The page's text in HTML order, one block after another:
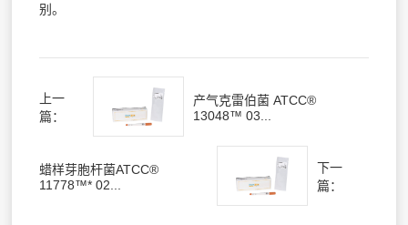
别。
上一
篇：
产气克雷伯菌 ATCC®
13048™ 03...
蜡样芽胞杆菌ATCC®
11778™* 02...
下一
篇：